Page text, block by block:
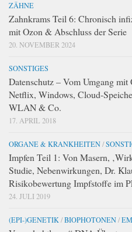
ZÄHNE
Zahnkrams Teil 6: Chronisch
mit Ozon & Abschluss der Serie
20. NOVEMBER 2024
SONSTIGES
Datenschutz – Vom Umgang
Netflix, Windows, Cloud-
WLAN & Co.
17. APRIL 2018
ORGANE & KRANKHEITEN/
Impfen Teil 1: Von Masern,
Studie, Nebenwirkungen, Dr.
Risikobewertung Impfstoffe im
24. JULI 2019
(EPI-)GENETIK /BIOPHOTONEN/